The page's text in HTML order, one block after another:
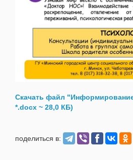
Скачать файл
*.docx ~ 28,0 КБ)
поделиться в: